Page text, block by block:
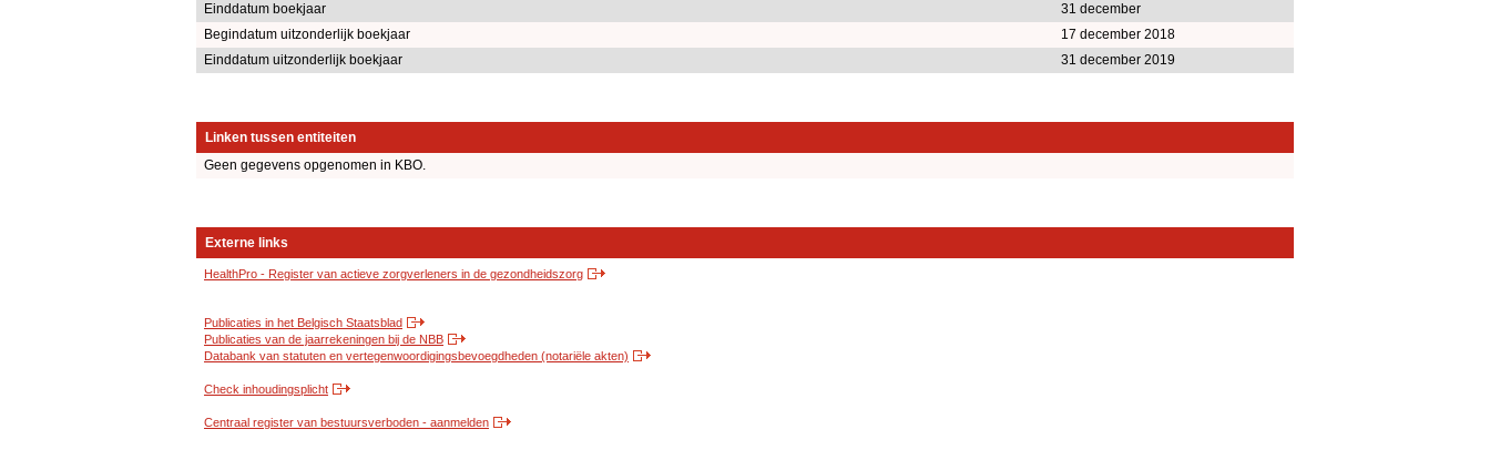
Einddatum boekjaar
31 december
Begindatum uitzonderlijk boekjaar
17 december 2018
Einddatum uitzonderlijk boekjaar
31 december 2019
Linken tussen entiteiten
Geen gegevens opgenomen in KBO.
Externe links
HealthPro - Register van actieve zorgverleners in de gezondheidszorg
Publicaties in het Belgisch Staatsblad
Publicaties van de jaarrekeningen bij de NBB
Databank van statuten en vertegenwoordigingsbevoegdheden (notariële akten)
Check inhoudingsplicht
Centraal register van bestuursverboden - aanmelden